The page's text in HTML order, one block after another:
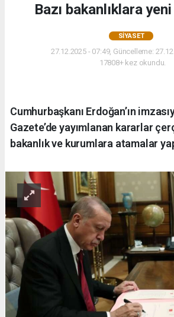
Bazı bakanlıklara
SIYASET
27.12.2025 - 07:49, Güncelleme:
17808+ kez okundu.
Cumhurbaşkanı Erdoğan’ın
Gazete’de yayımlanan kararlar
bakanlık ve kurumlara atamalar